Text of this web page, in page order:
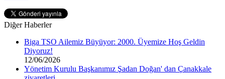
Diğer Haberler
Biga TSO Ailemiz Büyüyor: 2000. Üyemize Hoş Geldin
Diyoruz!
12/06/2026
Yönetim Kurulu Başkanımız Şadan Doğan' dan Çanakkale